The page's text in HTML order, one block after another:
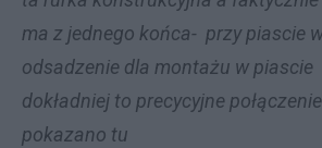
ma z jednego końca- przy piascie
odsadzenie dla montażu w piascie
dokładniej to precycyjne
pokazano tu